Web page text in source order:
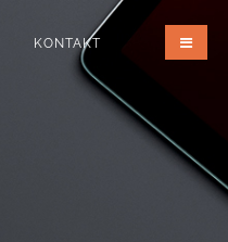
KONTAKT